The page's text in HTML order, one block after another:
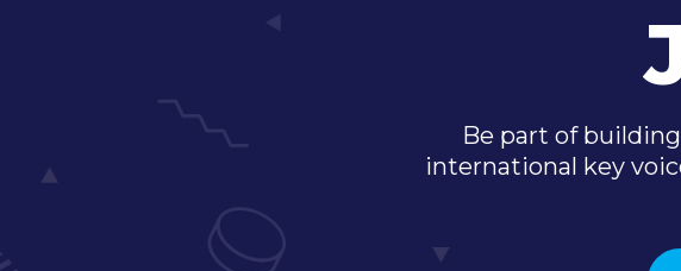
Be part of
international key